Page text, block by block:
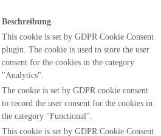
Beschreibung
This cookie is set by GDPR Cookie Consent
plugin. The cookie is used to store the user
consent for the cookies in the category
"Analytics".
The cookie is set by GDPR cookie consent
to record the user consent for the cookies in
the category "Functional".
This cookie is set by GDPR Cookie Consent